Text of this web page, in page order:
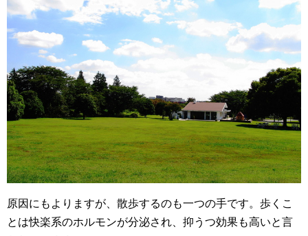
原因にもよりますが、散歩するのも一つの手です。歩くこ
とは快楽系のホルモンが分泌され、抑うつ効果も高いと言